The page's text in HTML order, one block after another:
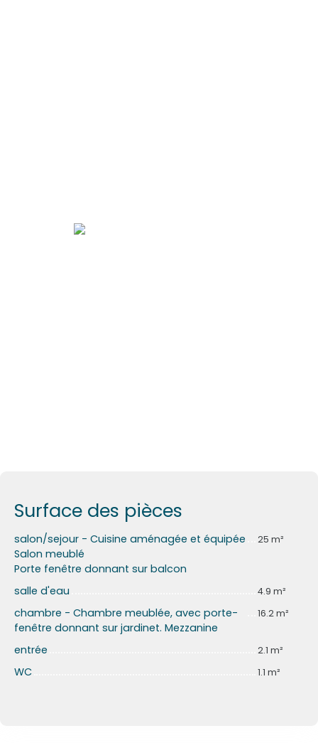
Surface des pièces
salon/sejour - Cuisine aménagée et équipée
Salon meublé
Porte fenêtre donnant sur balcon
25 m²
salle d'eau 4.9 m²
chambre - Chambre meublée, avec porte-
fenêtre donnant sur jardinet. Mezzanine
16.2 m²
entrée 2.1 m²
WC 1.1 m²